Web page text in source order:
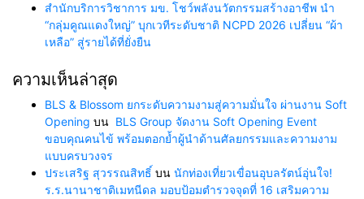
สำนักบริการวิชาการ มข. โชว์พลังนวัตกรรมสร้างอาชีพ นำ
“กลุ่มคูณแดงใหญ่” บุกเวทีระดับชาติ NCPD 2026 เปลี่ยน “ผ้า
เหลือ” สู่รายได้ที่ยั่งยืน
ความเห็นล่าสุด
BLS & Blossom ยกระดับความงามสู่ความมั่นใจ ผ่านงาน Soft
Opening บน BLS Group จัดงาน Soft Opening Event
ขอบคุณคนไข้ พร้อมตอกย้ำผู้นำด้านศัลยกรรมและความงาม
แบบครบวงจร
ประเสริฐ สุวรรณสิทธิ์ บน นักท่องเที่ยวเขื่อนอุบลรัตน์อุ่นใจ!
ร.ร.นานาชาติเมทนีดล มอบป้อมตำรวจจุดที่ 16 เสริมความ